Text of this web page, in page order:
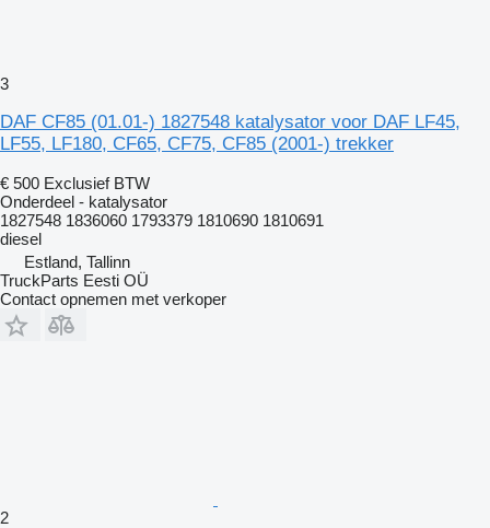
3
DAF CF85 (01.01-) 1827548 katalysator voor DAF LF45,
LF55, LF180, CF65, CF75, CF85 (2001-) trekker
€ 500 Exclusief BTW
Onderdeel - katalysator
1827548 1836060 1793379 1810690 1810691
diesel
Estland, Tallinn
TruckParts Eesti OÜ
Contact opnemen met verkoper
2